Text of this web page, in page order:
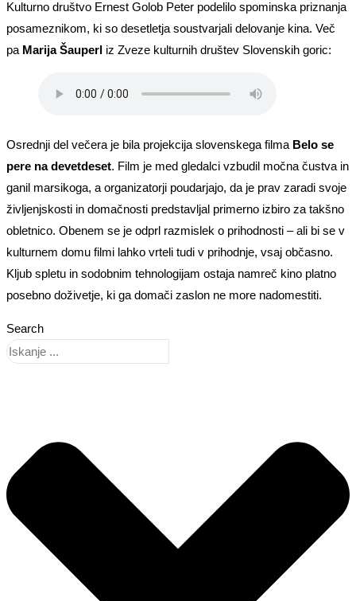
Kulturno društvo Ernest Golob Peter podelilo spominska priznanja
posameznikom, ki so desetletja soustvarjali delovanje kina. Več
pa Marija Šauperl iz Zveze kulturnih društev Slovenskih goric:
Osrednji del večera je bila projekcija slovenskega filma Belo se
pere na devetdeset. Film je med gledalci vzbudil močna čustva in
ganil marsikoga, a organizatorji poudarjajo, da je prav zaradi svoje
življenjskosti in domačnosti predstavljal primerno izbiro za takšno
obletnico. Obenem se je odprl razmislek o prihodnosti – ali bi se v
kulturnem domu filmi lahko vrteli tudi v prihodnje, vsaj občasno.
Kljub spletu in sodobnim tehnologijam ostaja namreč kino platno
posebno doživetje, ki ga domači zaslon ne more nadomestiti.
Search